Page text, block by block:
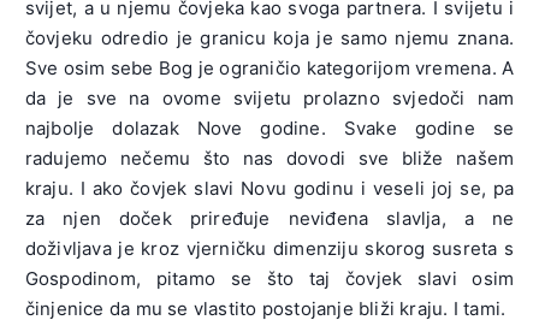
svijet, a u njemu čovjeka kao svoga partnera. I svijetu i
čovjeku odredio je granicu koja je samo njemu znana.
Sve osim sebe Bog je ograničio kategorijom vremena. A
da je sve na ovome svijetu prolazno svjedoči nam
najbolje dolazak Nove godine. Svake godine se
radujemo nečemu što nas dovodi sve bliže našem
kraju. I ako čovjek slavi Novu godinu i veseli joj se, pa
za njen doček priređuje neviđena slavlja, a ne
doživljava je kroz vjerničku dimenziju skorog susreta s
Gospodinom, pitamo se što taj čovjek slavi osim
činjenice da mu se vlastito postojanje bliži kraju. I tami.